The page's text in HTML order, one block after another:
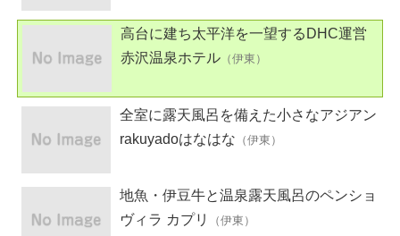
高台に建ち太平洋を一望するDHC運営
のリゾートホテル
赤沢温泉ホテル （伊東）
全室に露天風呂を備えた小さなアジアン
宿
rakuyadoはなはな （伊東）
地魚・伊豆牛と温泉露天風呂のペンショ
ン
ヴィラ カプリ （伊東）